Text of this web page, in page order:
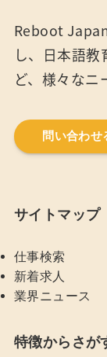
Reboot
し、日本語
ど、様々なニ
問い合わせ
サイトマップ
仕事検索
新着求人
業界ニュース
特徴からさが